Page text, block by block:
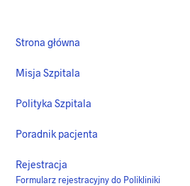
Strona główna
Misja Szpitala
Polityka Szpitala
Poradnik pacjenta
Rejestracja
Formularz rejestracyjny do Polikliniki